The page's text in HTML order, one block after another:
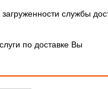
службы
по доставке Вы